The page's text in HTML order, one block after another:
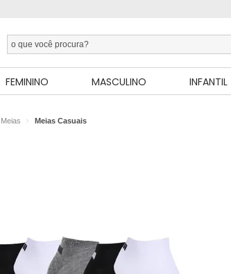
FEMININO MASCULINO INFANTIL
Meias Meias Casuais